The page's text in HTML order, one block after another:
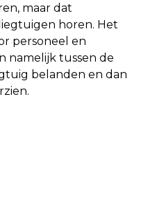
maar dat
horen. Het
personeel en
namelijk tussen de
belanden en dan